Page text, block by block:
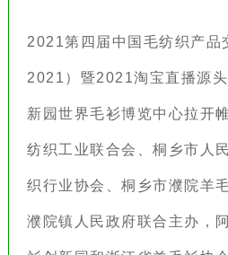
2021第四届中国毛纺织产品
2021）暨2021淘宝直播源
新园世界毛衫博览中心拉开
纺织工业联合会、桐乡市人
织行业协会、桐乡市濮院羊
濮院镇人民政府联合主办，